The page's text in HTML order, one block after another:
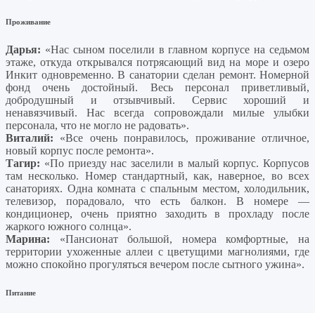
Проживание
Дарья: «Нас сыном поселили в главном корпусе на седьмом
этаже, откуда открывался потрясающий вид на море и озеро
Инкит одновременно. В санатории сделан ремонт. Номерной
фонд очень достойный. Весь персонал приветливый,
добродушный и отзывчивый. Сервис хороший и
ненавязчивый. Нас всегда сопровождали милые улыбки
персонала, что не могло не радовать».
Виталий: «Все очень понравилось, проживание отличное,
новый корпус после ремонта».
Тагир: «По приезду нас заселили в малый корпус. Корпусов
там несколько. Номер стандартный, как, наверное, во всех
санаториях. Одна комната с спальным местом, холодильник,
телевизор, порадовало, что есть балкон. В номере —
кондиционер, очень приятно заходить в прохладу после
жаркого южного солнца».
Марина: «Пансионат большой, номера комфортные, на
территории ухоженные аллеи с цветущими магнолиями, где
можно спокойно прогуляться вечером после сытного ужина».
Питание